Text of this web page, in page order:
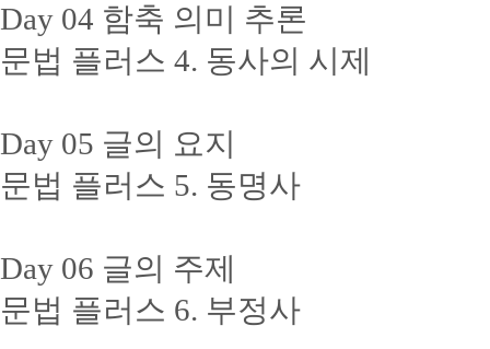
Day 04 함축 의미 추론
문법 플러스 4. 동사의 시제
Day 05 글의 요지
문법 플러스 5. 동명사
Day 06 글의 주제
문법 플러스 6. 부정사